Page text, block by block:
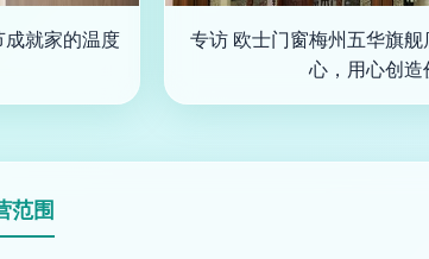
就家的温度
专访 欧士门窗梅州五华旗
心，用心创造
范围